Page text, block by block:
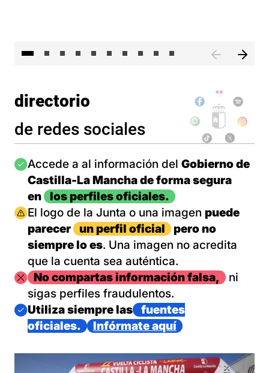
directorio
de redes sociales
Imagen
Accede a al información del Gobierno de
Castilla-La Mancha de forma segura
en
los perfiles oficiales.
Imagen
El logo de la Junta o una imagen puede
parecer
un perfil oficial
pero no
siempre lo es. Una imagen no acredita
que la cuenta sea auténtica.
ImagenNo compartas información falsa,
ni
sigas perfiles fraudulentos.
Imagen
Utiliza siempre las
fuentes
oficiales.
Infórmate aquí